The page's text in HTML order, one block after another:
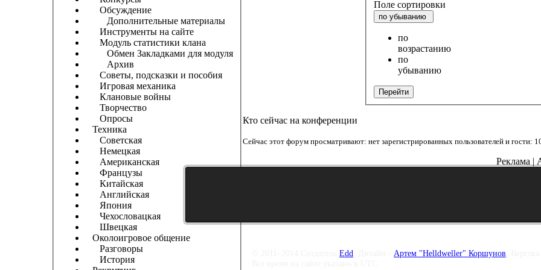
Обсуждение
Дополнительные материалы
Инструменты на сайте
Модуль статистики клана
Обмен Закладками для модуля
Архив
Советы, подсказки и пособия
Игровая механика
Клановые войны
Творчество
Опросы
Техника
Советская
Немецкая
Американская
Французы
Китайская
Английская
Япония
Чехословацкая
Швецкая
Околоигровое общение
Разговоры
История
Поле сортировки
по убыванию
по
возрастанию
по
убыванию
Перейти
Кто сейчас на конференции
Сейчас этот форум просматривают: нет зарегистрированных пользователей и гости:
Реклама |
Edd Артем "Helldweller" Коршунов